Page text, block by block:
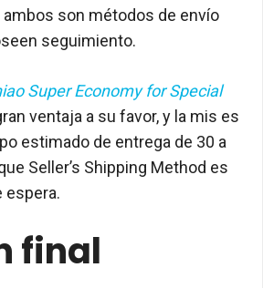
ambos son métodos de envío
seguimiento.
Super Economy for Special
ventaja a su favor, y la mis es
estimado de entrega de 30 a
Seller’s Shipping Method es
espera.
final